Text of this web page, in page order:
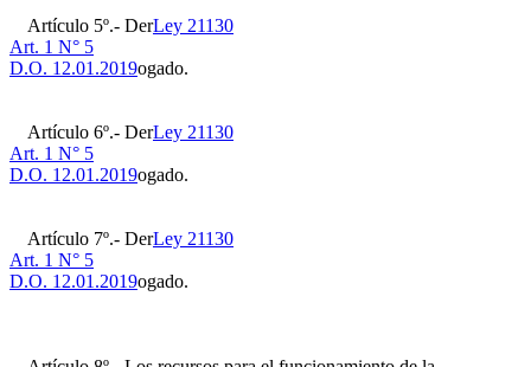
Artículo 5º.- DerLey 21130
Art. 1 N° 5
D.O. 12.01.2019ogado.
Artículo 6º.- DerLey 21130
Art. 1 N° 5
D.O. 12.01.2019ogado.
Artículo 7º.- DerLey 21130
Art. 1 N° 5
D.O. 12.01.2019ogado.